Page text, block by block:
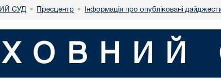
СУД • Пресцентр • Інформація про опубліковані